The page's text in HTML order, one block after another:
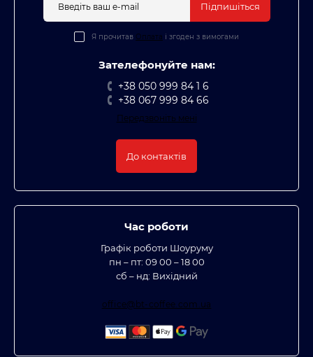
Підпишіться
Я прочитав Оплата і згоден з вимогами
Зателефонуйте нам:
+38 050 999 84 1 6
+38 067 999 84 66
Передзвоніть мені
До контактів
Час роботи
Графік роботи Шоуруму
пн – пт: 09 00 – 18 00
сб – нд: Вихідний
office@bt-coffee.com.ua